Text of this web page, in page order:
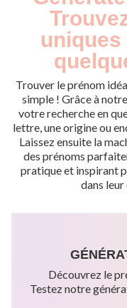
Trouver le prénom
simple ! Grâce à
votre recherche en
lettre, une origine ou
Laissez ensuite la
des prénoms
pratique et inspirant
dans
Découvrez le
Testez notre